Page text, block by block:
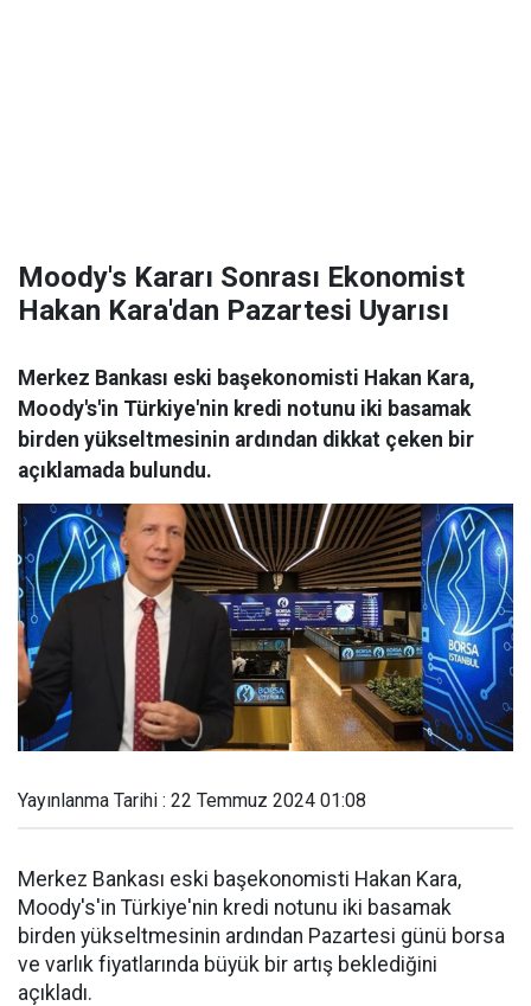
Moody's Kararı Sonrası Ekonomist
Hakan Kara'dan Pazartesi Uyarısı
Merkez Bankası eski başekonomisti Hakan Kara,
Moody's'in Türkiye'nin kredi notunu iki basamak
birden yükseltmesinin ardından dikkat çeken bir
açıklamada bulundu.
Yayınlanma Tarihi : 22 Temmuz 2024 01:08
Merkez Bankası eski başekonomisti Hakan Kara,
Moody's'in Türkiye'nin kredi notunu iki basamak
birden yükseltmesinin ardından Pazartesi günü borsa
ve varlık fiyatlarında büyük bir artış beklediğini
açıkladı.